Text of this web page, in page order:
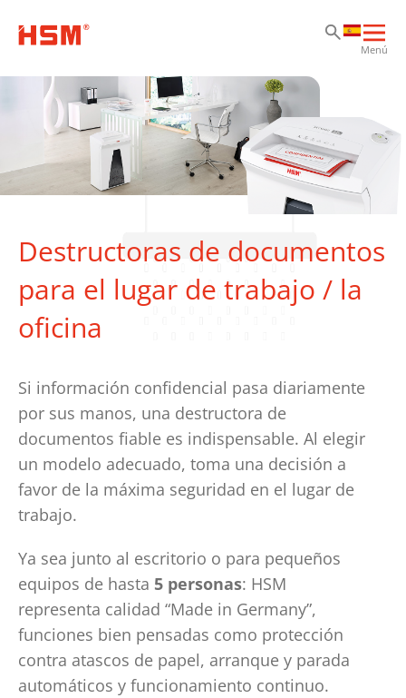
Menú
Destructoras de documentos
para el lugar de trabajo / la
oficina
Si información confidencial pasa diariamente
por sus manos, una destructora de
documentos fiable es indispensable. Al elegir
un modelo adecuado, toma una decisión a
favor de la máxima seguridad en el lugar de
trabajo.
Ya sea junto al escritorio o para pequeños
equipos de hasta 5 personas: HSM
representa calidad “Made in Germany”,
funciones bien pensadas como protección
contra atascos de papel, arranque y parada
automáticos y funcionamiento continuo.